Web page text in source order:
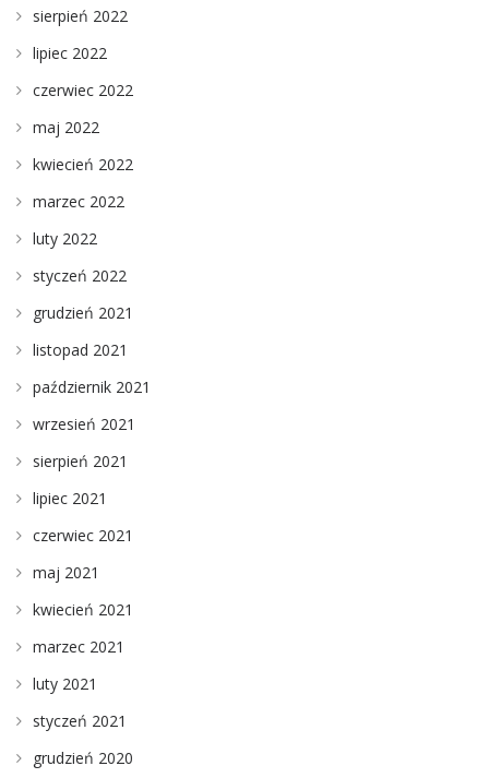
sierpień 2022
lipiec 2022
czerwiec 2022
maj 2022
kwiecień 2022
marzec 2022
luty 2022
styczeń 2022
grudzień 2021
listopad 2021
październik 2021
wrzesień 2021
sierpień 2021
lipiec 2021
czerwiec 2021
maj 2021
kwiecień 2021
marzec 2021
luty 2021
styczeń 2021
grudzień 2020